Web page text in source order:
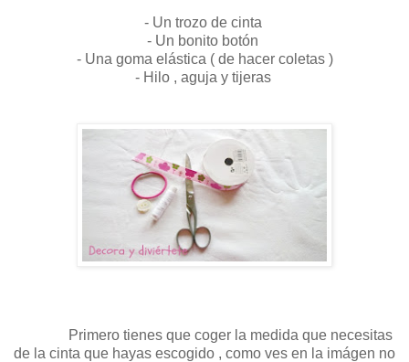
- Un trozo de cinta
- Un bonito botón
- Una goma elástica ( de hacer coletas )
- Hilo , aguja y tijeras
Primero tienes que coger la medida que necesitas
de la cinta que hayas escogido , como ves en la imágen no